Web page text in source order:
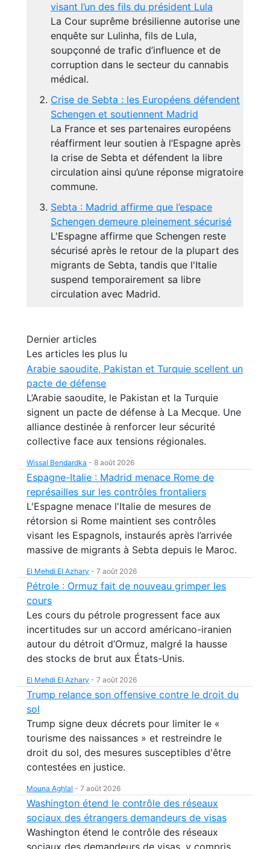
visant l’un des fils du président Lula
La Cour suprême brésilienne autorise une
enquête sur Lulinha, fils de Lula,
soupçonné de trafic d’influence et de
corruption dans le secteur du cannabis
médical.
Crise de Sebta : les Européens défendent
Schengen et soutiennent Madrid
La France et ses partenaires européens
réaffirment leur soutien à l’Espagne après
la crise de Sebta et défendent la libre
circulation ainsi qu’une réponse migratoire
commune.
Sebta : Madrid affirme que l’espace
Schengen demeure pleinement sécurisé
L'Espagne affirme que Schengen reste
sécurisé après le retour de la plupart des
migrants de Sebta, tandis que l'Italie
suspend temporairement sa libre
circulation avec Madrid.
Dernier articles
Les articles les plus lu
Arabie saoudite, Pakistan et Turquie scellent un
pacte de défense
L’Arabie saoudite, le Pakistan et la Turquie
signent un pacte de défense à La Mecque. Une
alliance destinée à renforcer leur sécurité
collective face aux tensions régionales.
Wissal Bendardka - 8 août 2026
Espagne-Italie : Madrid menace Rome de
représailles sur les contrôles frontaliers
L'Espagne menace l'Italie de mesures de
rétorsion si Rome maintient ses contrôles
visant les Espagnols, instaurés après l’arrivée
massive de migrants à Sebta depuis le Maroc.
El Mehdi El Azhary - 7 août 2026
Pétrole : Ormuz fait de nouveau grimper les
cours
Les cours du pétrole progressent face aux
incertitudes sur un accord américano-iranien
autour du détroit d’Ormuz, malgré la hausse
des stocks de brut aux États-Unis.
El Mehdi El Azhary - 7 août 2026
Trump relance son offensive contre le droit du
sol
Trump signe deux décrets pour limiter le «
tourisme des naissances » et restreindre le
droit du sol, des mesures susceptibles d'être
contestées en justice.
Mouna Aghlal - 7 août 2026
Washington étend le contrôle des réseaux
sociaux des étrangers demandeurs de visas
Washington étend le contrôle des réseaux
sociaux des demandeurs de visas, y compris